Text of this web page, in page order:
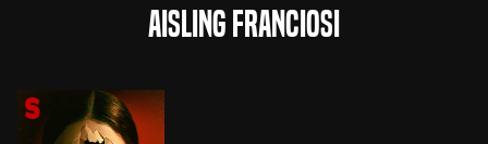
Aisling Franciosi